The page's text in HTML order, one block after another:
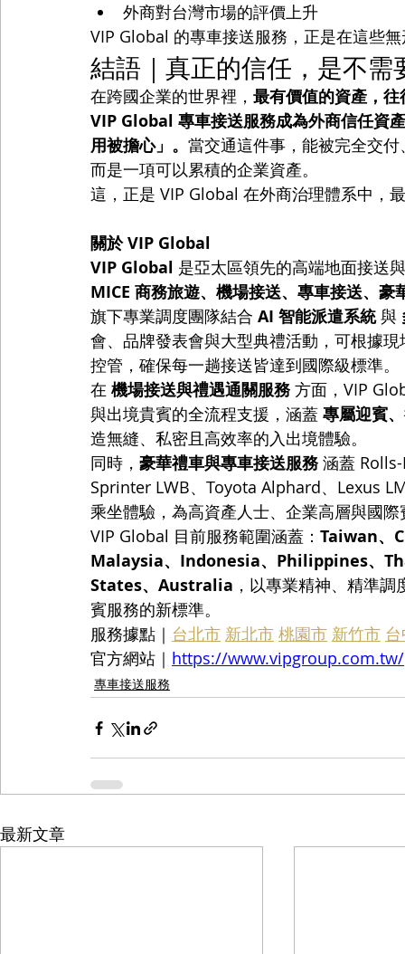
外商對台灣市場的評價上升
VIP Global 的專車接送服務，正是在這些
結語｜真正的信任，是不需
在跨國企業的世界裡， 最有價值的資產，往
VIP Global 專車接送服務成為外商信任資
用被擔心」。 當交通這件事，能被完全交
而是一項可以累積的企業資產。
這，正是 VIP Global 在外商治理體系中，
關於 VIP Global
VIP Global 是亞太區領先的高端地面接送
MICE 商務旅遊、機場接送、專車接送、豪
旗下專業調度團隊結合 AI 智能派遣系統 與
會、品牌發表會與大型典禮活動，可根據
控管，確保每一趟接送皆達到國際級標準。
在 機場接送與禮遇通關服務 方面，VIP
與出境貴賓的全流程支援，涵蓋 專屬迎賓
造無縫、私密且高效率的入出境體驗。
同時， 豪華禮車與專車接送服務 涵蓋
Sprinter LWB、Toyota Alphard、Lexus
乘坐體驗，為高資產人士、企業高層與國
VIP Global 目前服務範圍涵蓋： Taiwan、
Malaysia、Indonesia、Philippines、
States、Australia ，以專業精神、精準
賓服務的新標準。
服務據點｜ 台北市 新北市 桃園市 新竹市
官方網站｜ https://www.vipgroup.com.tw/
專車接送服務
最新文章